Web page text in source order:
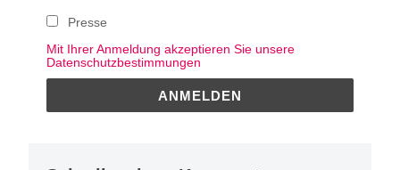
Presse
Mit Ihrer Anmeldung akzeptieren Sie unsere
Datenschutzbestimmungen